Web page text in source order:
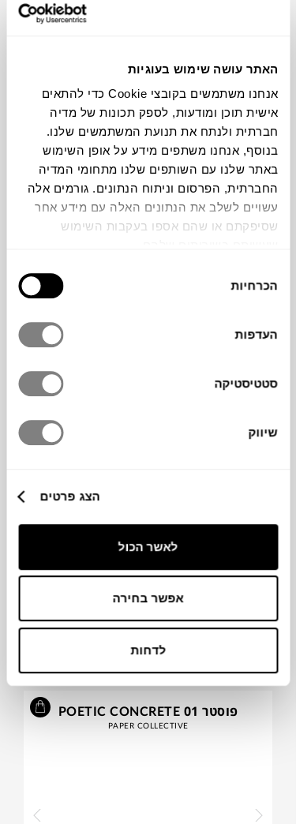
האתר עושה שימוש בעוגיות
אנחנו משתמשים בקובצי Cookie כדי להתאים
אישית תוכן ומודעות, לספק תכונות של מדיה
חברתית ולנתח את תנועת המשתמשים שלנו.
בנוסף, אנחנו משתפים מידע על אופן השימוש
באתר שלנו עם השותפים שלנו מתחומי המדיה
החברתית, הפרסום וניתוח הנתונים. גורמים אלה
עשויים לשלב את הנתונים האלה עם מידע אחר
שסיפקתם או שהם אספו בעקבות השימוש
הסכמה
הכרחיות
העדפות
סטטיסטיקה
שיווק
הצג פרטים
לאשר הכול
אפשר בחירה
לדחות
פוסטר ABSTRACT MOVEMENT
02
₪524
פוסטר POETIC CONCRETE 01
PAPER COLLECTIVE